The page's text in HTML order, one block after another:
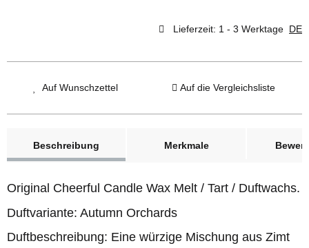
Lieferzeit: 1 - 3 Werktage DE
Auf Wunschzettel Auf die Vergleichsliste
Beschreibung
Merkmale
Original Cheerful Candle Wax Melt / Tart / Duftwachs.
Duftvariante: Autumn Orchards
Duftbeschreibung: Eine würzige Mischung aus Zimt